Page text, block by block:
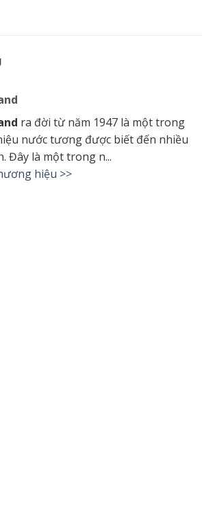
ra đời từ năm 1947 là một trong
nước tương được biết đến nhiều
Đây là một trong n...
hiệu >>